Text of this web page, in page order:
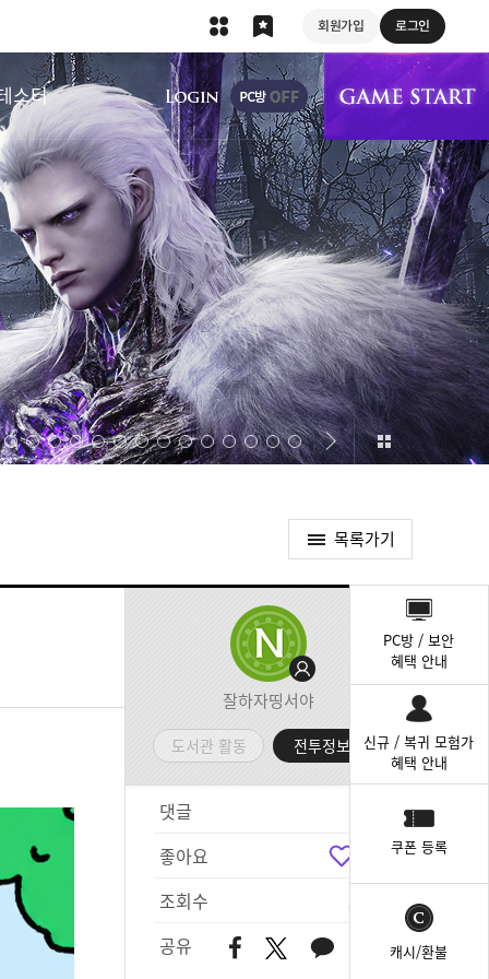
회원가입 로그인
스터
상단 메뉴
목록가기
잘하자띵서야
도서관 활동 전투정보실
댓글
좋아요
조회수
290
공유
PC방 / 보안
혜택 안내
신규 / 복귀 모험가
혜택 안내
쿠폰 등록
캐시/환불